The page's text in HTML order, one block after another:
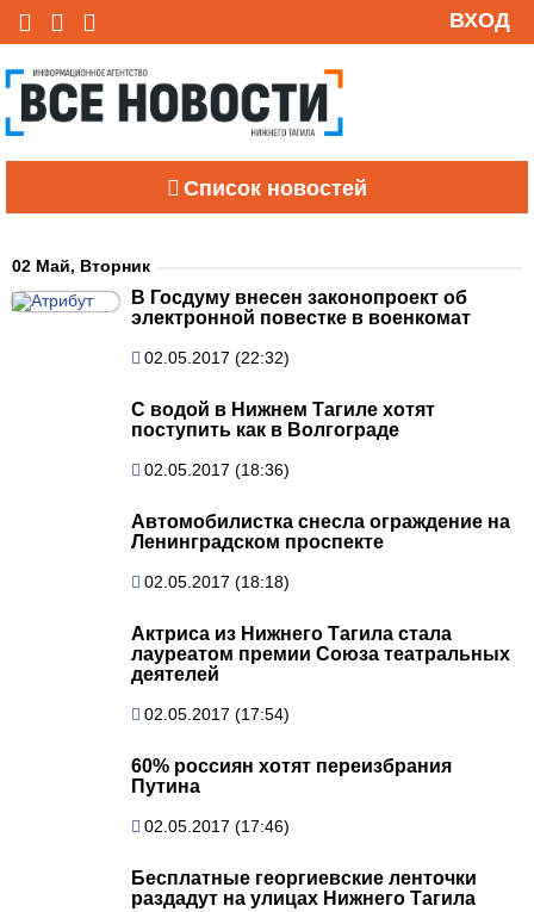
ВХОД
Список новостей
02 Май, Вторник
В Госдуму внесен законопроект об
электронной повестке в военкомат
02.05.2017 (22:32)
С водой в Нижнем Тагиле хотят
поступить как в Волгограде
02.05.2017 (18:36)
Автомобилистка снесла ограждение на
Ленинградском проспекте
02.05.2017 (18:18)
Актриса из Нижнего Тагила стала
лауреатом премии Союза театральных
деятелей
02.05.2017 (17:54)
60% россиян хотят переизбрания
Путина
02.05.2017 (17:46)
Бесплатные георгиевские ленточки
раздадут на улицах Нижнего Тагила